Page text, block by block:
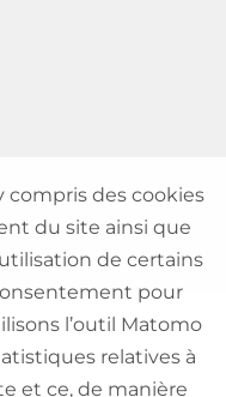
compris des cookies
du site ainsi que
de certains
pour
l’outil Matomo
relatives à
et ce, de manière